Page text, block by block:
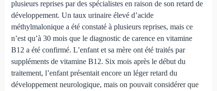
plusieurs reprises par des spécialistes en raison de son retard de
développement. Un taux urinaire élevé d’acide
méthylmalonique a été constaté à plu­sieurs reprises, mais ce
n’est qu’à 30 mois que le diagnostic de carence en vitamine
B12 a été confirmé. L’enfant et sa mère ont été traités par
suppléments de vitamine B12. Six mois après le début du
traitement, l’enfant présentait encore un léger retard du
développement neurologique, mais on pouvait considérer que